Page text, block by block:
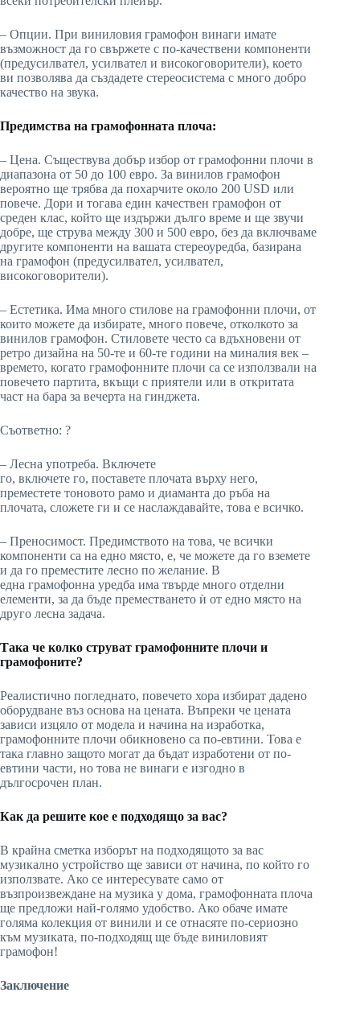
– Опции. При виниловия грамофон винаги имате
възможност да го свържете с по-качествени компоненти
(предусилвател, усилвател и високоговорители), което
ви позволява да създадете стереосистема с много добро
качество на звука.
Предимства на грамофонната плоча:
– Цена. Съществува добър избор от грамофонни плочи в
диапазона от 50 до 100 евро. За винилов грамофон
вероятно ще трябва да похарчите около 200 USD или
повече. Дори и тогава един качествен грамофон от
среден клас, който ще издържи дълго време и ще звучи
добре, ще струва между 300 и 500 евро, без да включваме
другите компоненти на вашата стереоуредба, базирана
на грамофон (предусилвател, усилвател,
високоговорители).
– Естетика. Има много стилове на грамофонни плочи, от
които можете да избирате, много повече, отколкото за
винилов грамофон. Стиловете често са вдъхновени от
ретро дизайна на 50-те и 60-те години на миналия век –
времето, когато грамофонните плочи са се използвали на
повечето партита, вкъщи с приятели или в откритата
част на бара за вечерта на гинджета.
Съответно: ?
– Лесна употреба. Включете
го, включете го, поставете плочата върху него,
преместете тоновото рамо и диаманта до ръба на
плочата, сложете ги и се наслаждавайте, това е всичко.
– Преносимост. Предимството на това, че всички
компоненти са на едно място, е, че можете да го вземете
и да го преместите лесно по желание. В
една грамофонна уредба има твърде много отделни
елементи, за да бъде преместването ѝ от едно място на
друго лесна задача.
Така че колко струват грамофонните плочи и
грамофоните?
Реалистично погледнато, повечето хора избират дадено
оборудване въз основа на цената. Въпреки че цената
зависи изцяло от модела и начина на изработка,
грамофонните плочи обикновено са по-евтини. Това е
така главно защото могат да бъдат изработени от по-
евтини части, но това не винаги е изгодно в
дългосрочен план.
Как да решите кое е подходящо за вас?
В крайна сметка изборът на подходящото за вас
музикално устройство ще зависи от начина, по който го
използвате. Ако се интересувате само от
възпроизвеждане на музика у дома, грамофонната плоча
ще предложи най-голямо удобство. Ако обаче имате
голяма колекция от винили и се отнасяте по-сериозно
към музиката, по-подходящ ще бъде виниловият
грамофон!
Заключение